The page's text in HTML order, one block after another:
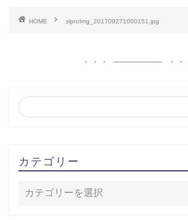
HOME slproImg_201709271000151.jpg
カテゴリー